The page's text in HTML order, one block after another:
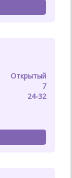
Открытый
7
24-32